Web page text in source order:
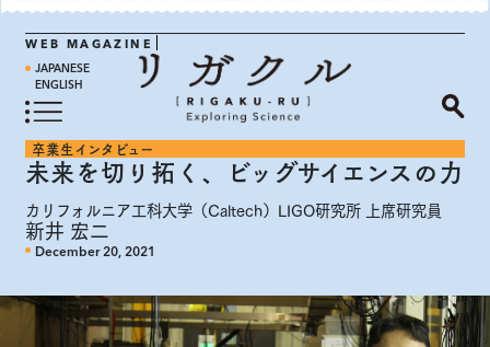
WEB MAGAZINE
JAPANESE
ENGLISH
卒業生インタビュー
未来を切り拓く、ビッグサイエンスの力
カリフォルニア工科大学（Caltech）LIGO研究所 上席研究員
新井 宏二
December 20, 2021